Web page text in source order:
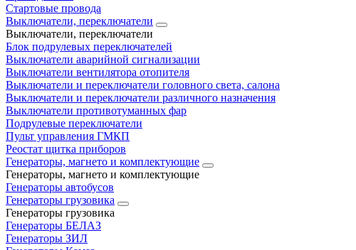
Стартовые провода
Выключатели, переключатели
Выключатели, переключатели
Блок подрулевых переключателей
Выключатели аварийной сигнализации
Выключатели вентилятора отопителя
Выключатели и переключатели головного света, салона
Выключатели и переключатели различного назначения
Выключатели противотуманных фар
Подрулевые переключатели
Пульт управления ГМКП
Реостат щитка приборов
Генераторы, магнето и комплектующие
Генераторы, магнето и комплектующие
Генераторы автобусов
Генераторы грузовика
Генераторы грузовика
Генераторы БЕЛАЗ
Генераторы ЗИЛ